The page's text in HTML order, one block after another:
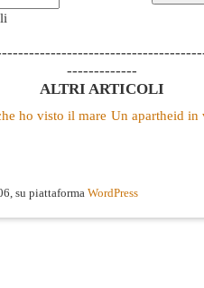
-------------
ALTRI ARTICOLI
ho visto il mare Un apartheid in
su piattaforma WordPress